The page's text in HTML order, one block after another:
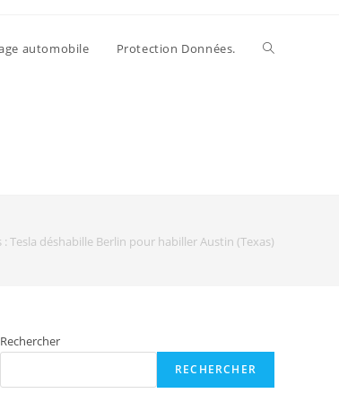
automobile Protection Données.
Tesla déshabille Berlin pour habiller Austin (Texas)
Rechercher
RECHERCHER